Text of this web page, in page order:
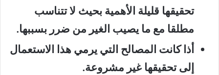
تحقيقها قليلة الأهمية بحيث لا تتناسب
مطلقا مع ما يصيب الغير من ضرر بسببها.
أذا كانت المصالح التي يرمي هذا الاستعمال
إلى تحقيقها غير مشروعة.